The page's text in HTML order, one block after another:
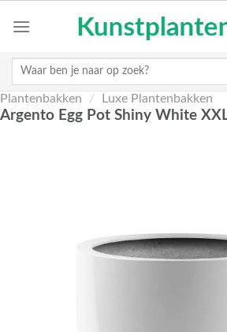
Zoeken
Plantenbakken / Luxe Plantenbakken
Argento Egg Pot Shiny White